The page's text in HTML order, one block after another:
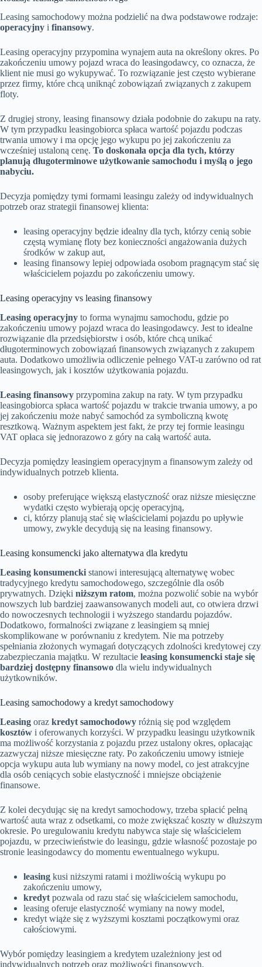
Leasing samochodowy można podzielić na dwa podstawowe rodzaje:
operacyjny i finansowy.
Leasing operacyjny przypomina wynajem auta na określony okres. Po
zakończeniu umowy pojazd wraca do leasingodawcy, co oznacza, że
klient nie musi go wykupywać. To rozwiązanie jest często wybierane
przez firmy, które chcą uniknąć zobowiązań związanych z zakupem
floty.
Z drugiej strony, leasing finansowy działa podobnie do zakupu na raty.
W tym przypadku leasingobiorca spłaca wartość pojazdu podczas
trwania umowy i ma opcję jego wykupu po jej zakończeniu za
wcześniej ustaloną cenę. To doskonała opcja dla tych, którzy
planują długoterminowe użytkowanie samochodu i myślą o jego
nabyciu.
Decyzja pomiędzy tymi formami leasingu zależy od indywidualnych
potrzeb oraz strategii finansowej klienta:
leasing operacyjny będzie idealny dla tych, którzy cenią sobie
częstą wymianę floty bez konieczności angażowania dużych
środków w zakup aut,
leasing finansowy lepiej odpowiada osobom pragnącym stać się
właścicielem pojazdu po zakończeniu umowy.
Leasing operacyjny vs leasing finansowy
Leasing operacyjny to forma wynajmu samochodu, gdzie po
zakończeniu umowy pojazd wraca do leasingodawcy. Jest to idealne
rozwiązanie dla przedsiębiorstw i osób, które chcą unikać
długoterminowych zobowiązań finansowych związanych z zakupem
auta. Dodatkowo umożliwia odliczenie pełnego VAT-u zarówno od rat
leasingowych, jak i kosztów użytkowania pojazdu.
Leasing finansowy przypomina zakup na raty. W tym przypadku
leasingobiorca spłaca wartość pojazdu w trakcie trwania umowy, a po
jej zakończeniu może nabyć samochód za symboliczną kwotę
resztkową. Ważnym aspektem jest fakt, że przy tej formie leasingu
VAT opłaca się jednorazowo z góry na całą wartość auta.
Decyzja pomiędzy leasingiem operacyjnym a finansowym zależy od
indywidualnych potrzeb klienta.
osoby preferujące większą elastyczność oraz niższe miesięczne
wydatki często wybierają opcję operacyjną,
ci, którzy planują stać się właścicielami pojazdu po upływie
umowy, zwykle decydują się na leasing finansowy.
Leasing konsumencki jako alternatywa dla kredytu
Leasing konsumencki stanowi interesującą alternatywę wobec
tradycyjnego kredytu samochodowego, szczególnie dla osób
prywatnych. Dzięki niższym ratom, można pozwolić sobie na wybór
nowszych lub bardziej zaawansowanych modeli aut, co otwiera drzwi
do nowoczesnych technologii i wyższego standardu pojazdów.
Dodatkowo, formalności związane z leasingiem są mniej
skomplikowane w porównaniu z kredytem. Nie ma potrzeby
spełniania złożonych wymagań dotyczących zdolności kredytowej czy
zabezpieczania majątku. W rezultacie leasing konsumencki staje się
bardziej dostępny finansowo dla wielu indywidualnych
użytkowników.
Leasing samochodowy a kredyt samochodowy
Leasing oraz kredyt samochodowy różnią się pod względem
kosztów i oferowanych korzyści. W przypadku leasingu użytkownik
ma możliwość korzystania z pojazdu przez ustalony okres, opłacając
zazwyczaj niższe miesięczne raty. Po zakończeniu umowy istnieje
opcja wykupu auta lub wymiany na nowy model, co jest atrakcyjne
dla osób ceniących sobie elastyczność i mniejsze obciążenie
finansowe.
Z kolei decydując się na kredyt samochodowy, trzeba spłacić pełną
wartość auta wraz z odsetkami, co może zwiększać koszty w dłuższym
okresie. Po uregulowaniu kredytu nabywca staje się właścicielem
pojazdu, w przeciwieństwie do leasingu, gdzie własność pozostaje po
stronie leasingodawcy do momentu ewentualnego wykupu.
leasing kusi niższymi ratami i możliwością wykupu po
zakończeniu umowy,
kredyt pozwala od razu stać się właścicielem samochodu,
leasing oferuje elastyczność wymiany na nowy model,
kredyt wiąże się z wyższymi kosztami początkowymi oraz
całościowymi.
Wybór pomiędzy leasingiem a kredytem uzależniony jest od
indywidualnych potrzeb oraz możliwości finansowych.